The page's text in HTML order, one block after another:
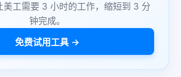
美工需要 3 小时的工作，缩短到 3 分
钟完成。
免费试用工具 →